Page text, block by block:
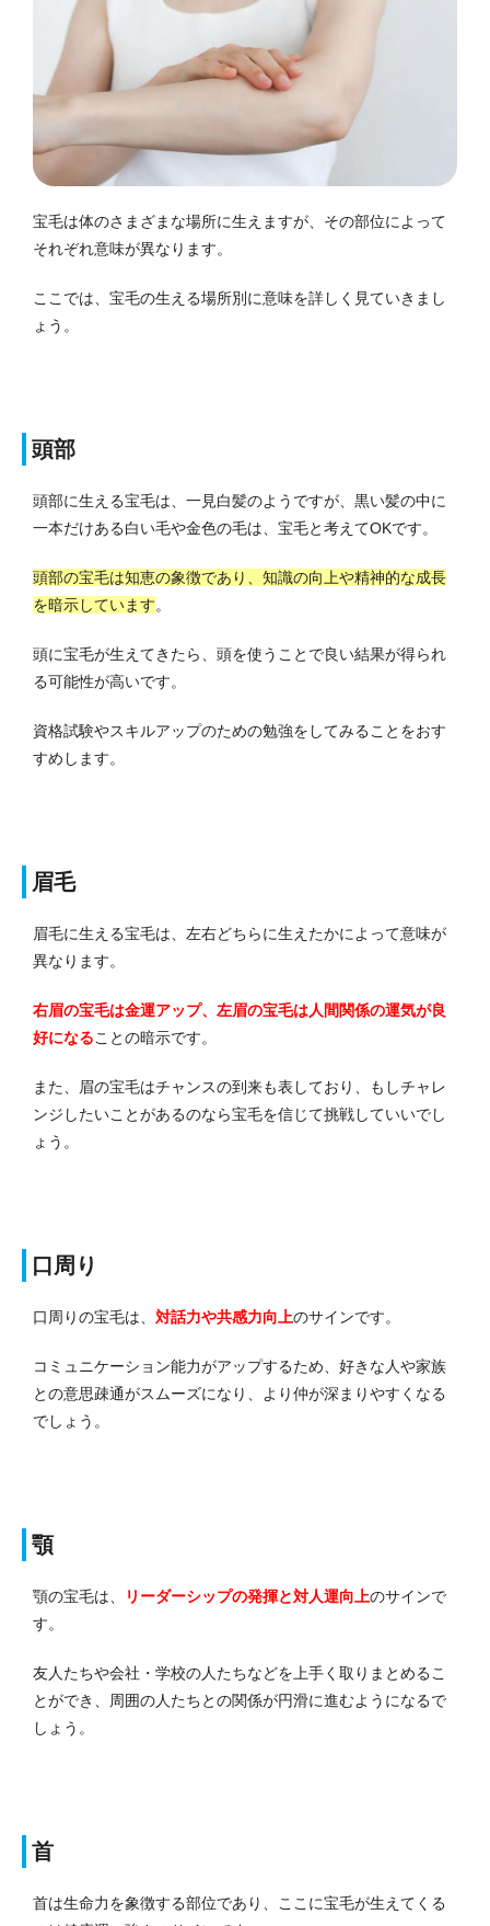
宝毛は体のさまざまな場所に生えますが、その部位によって
それぞれ意味が異なります。
ここでは、宝毛の生える場所別に意味を詳しく見ていきまし
ょう。
頭部
頭部に生える宝毛は、一見白髪のようですが、黒い髪の中に
一本だけある白い毛や金色の毛は、宝毛と考えてOKです。
頭部の宝毛は知恵の象徴であり、知識の向上や精神的な成長
を暗示しています。
頭に宝毛が生えてきたら、頭を使うことで良い結果が得られ
る可能性が高いです。
資格試験やスキルアップのための勉強をしてみることをおす
すめします。
眉毛
眉毛に生える宝毛は、左右どちらに生えたかによって意味が
異なります。
右眉の宝毛は金運アップ、左眉の宝毛は人間関係の運気が良
好になることの暗示です。
また、眉の宝毛はチャンスの到来も表しており、もしチャレ
ンジしたいことがあるのなら宝毛を信じて挑戦していいでし
ょう。
口周り
口周りの宝毛は、 対話力や共感力向上のサインです。
コミュニケーション能力がアップするため、好きな人や家族
との意思疎通がスムーズになり、より仲が深まりやすくなる
でしょう。
顎
顎の宝毛は、 リーダーシップの発揮と対人運向上のサインで
す。
友人たちや会社・学校の人たちなどを上手く取りまとめるこ
とができ、周囲の人たちとの関係が円滑に進むようになるで
しょう。
首
首は生命力を象徴する部位であり、ここに宝毛が生えてくる